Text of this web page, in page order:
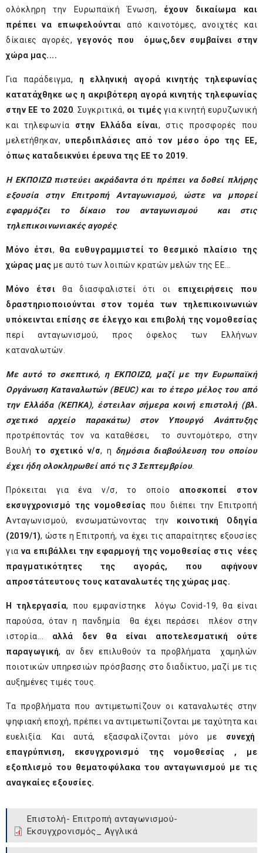
ολόκληρη την Ευρωπαϊκή Ένωση, έχουν δικαίωμα και
πρέπει να επωφελούνται από καινοτόμες, ανοιχτές και
δίκαιες αγορές,γεγονός που όμως,δεν συμβαίνει στην
χώρα μας....
Για παράδειγμα, η ελληνική αγορά κινητής τηλεφωνίας
κατατάχθηκε ως η ακριβότερη αγορά κινητής τηλεφωνίας
στην ΕΕ το 2020. Συγκριτικά, οι τιμές για κινητή ευρυζωνική
και τηλεφωνία στην Ελλάδα είναι, στις προσφορές που
μελετήθηκαν, υπερδιπλάσιες από τον μέσο όρο της ΕΕ,
όπως καταδεικνύει έρευνα της ΕΕ το 2019.
Η ΕΚΠΟΙΖΩ πιστεύει ακράδαντα ότι πρέπει να δοθεί πλήρης
εξουσία στην Επιτροπή Ανταγωνισμού, ώστε να μπορεί
εφαρμόζει το δίκαιο του ανταγωνισμού και στις
τηλεπικοινωνιακές αγορές.
Μόνο έτσι, θα ευθυγραμμιστεί το θεσμικό πλαίσιο της
χώρας μας με αυτό των λοιπών κρατών μελών της ΕΕ...
Μόνο έτσι θα διασφαλιστεί ότι οι επιχειρήσεις που
δραστηριοποιούνται στον τομέα των τηλεπικοινωνιών
υπόκεινται επίσης σε έλεγχο και επιβολή της νομοθεσίας
περί ανταγωνισμού, προς όφελος των Ελλήνων
καταναλωτών.
Με αυτό το σκεπτικό, η ΕΚΠΟΙΖΩ, μαζί με την Ευρωπαϊκή
Οργάνωση Καταναλωτών (BEUC) και το έτερο μέλος του από
την Ελλάδα (ΚΕΠΚΑ), έστειλαν σήμερα κοινή επιστολή (βλ.
σχετικό αρχείο παρακάτω) στον Υπουργό Ανάπτυξης
προτρέποντάς τον να καταθέσει, το συντομότερο, στην
Βουλήτο σχετικό ν/σ, η δημόσια διαβούλευση του οποίου
έχει ήδη ολοκληρωθεί από τις 3 Σεπτεμβρίου.
Πρόκειται για ένα ν/σ, το οποίο αποσκοπεί στον
εκσυγχρονισμό της νομοθεσίας που διέπει την Επιτροπή
Ανταγωνισμού, ενσωματώνοντας την κοινοτική Οδηγία
(2019/1), ώστε η Επιτροπή, να έχει τις απαραίτητες εξουσίες
για να επιβάλλει την εφαρμογή της νομοθεσίας στις νέες
πραγματικότητες της αγοράς, που αφήνουν
απροστάτευτους τους καταναλωτές της χώρας μας.
Η τηλεργασία, που εμφανίστηκε λόγω Covid-19, θα είναι
παρούσα, όταν η πανδημία θα έχει περάσει πλέον στην
ιστορία... αλλά δεν θα είναι αποτελεσματική ούτε
παραγωγική, αν δεν επιλυθούν τα προβλήματα χαμηλών
ποιοτικών υπηρεσιών πρόσβασης στο διαδίκτυο, μαζί με τις
αυξημένες τιμές τους.
Τα προβλήματα που αντιμετωπίζουν οι καταναλωτές στην
ψηφιακή εποχή, πρέπει να αντιμετωπίζονται με ταχύτητα και
ευελιξία. Και αυτά, εξασφαλίζονται μόνο με συνεχή
επαγρύπνιση, εκσυγχρονισμό της νομοθεσίας , με
εξοπλισμό του θεματοφύλακα του ανταγωνισμού με τις
αναγκαίες εξουσίες.
Επιστολή- Επιτροπή ανταγωνισμού-
Εκσυγχρονισμός_ Αγγλικά